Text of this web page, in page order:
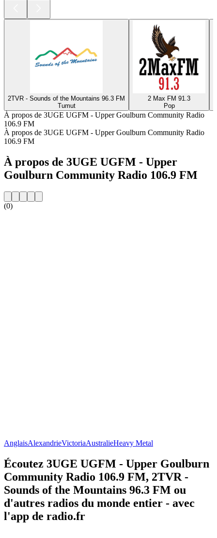
2TVR - Sounds of the Mountains 96.3 FM
Tumut
2 Max FM 91.3
Pop
À propos de 3UGE UGFM - Upper Goulburn Community Radio
106.9 FM
À propos de 3UGE UGFM - Upper Goulburn Community Radio
106.9 FM
À propos de 3UGE UGFM - Upper
Goulburn Community Radio 106.9 FM
(0)
AnglaisAlexandrieVictoriaAustralieHeavy Metal
Écoutez 3UGE UGFM - Upper Goulburn
Community Radio 106.9 FM, 2TVR -
Sounds of the Mountains 96.3 FM ou
d'autres radios du monde entier - avec
l'app de radio.fr